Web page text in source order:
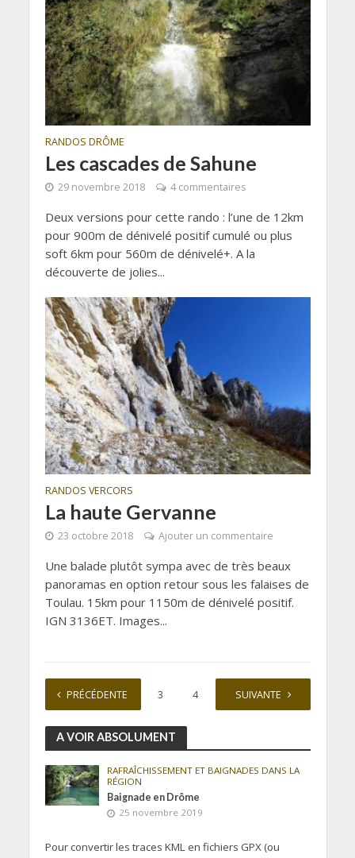
RANDOS DRÔME
Les cascades de Sahune
29 novembre 2018 4 commentaires
Deux versions pour cette rando : l’une de 12km
pour 900m de dénivelé positif cumulé ou plus
soft 6km pour 560m de dénivelé+. A la
découverte de jolies...
RANDOS VERCORS
La haute Gervanne
23 octobre 2018 Ajouter un commentaire
Une balade plutôt sympa avec de très beaux
panoramas en option retour sous les falaises de
Toulau. 15km pour 1150m de dénivelé positif.
IGN 3136ET. Images...
PRÉCÉDENTE
1 2 3 4 9
SUIVANTE
A VOIR ABSOLUMENT
RAFRAÎCHISSEMENT ET BAIGNADES DANS LA
RÉGION
Baignade en Drôme
25 novembre 2019
Pour convertir les traces KML en fichiers GPX (ou